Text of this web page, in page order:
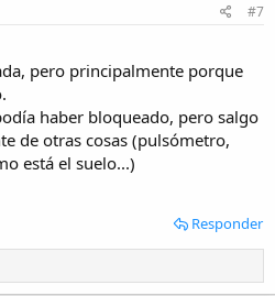
#7
pero principalmente porque
haber bloqueado, pero salgo
de otras cosas (pulsómetro,
está el suelo...)
Responder